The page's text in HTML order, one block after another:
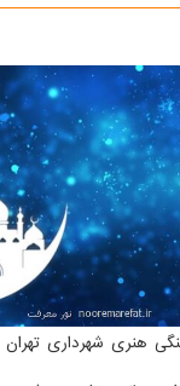
هنری شهرداری تهران